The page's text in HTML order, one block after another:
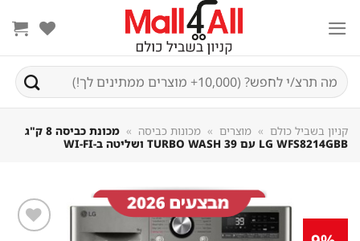
חיפוש
עבור:
קניון בשביל כולם מוצרים מכונות כביסה
מכונת כביסה ‏8 ק"ג
LG WFS8214GBB עם TURBO WASH 39 ושליטה ב-WI-FI